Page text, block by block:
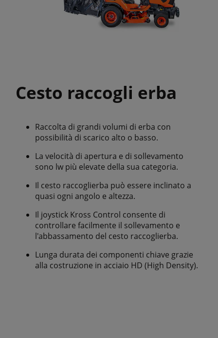
Cesto raccogli erba
Raccolta di grandi volumi di erba con
possibilità di scarico alto o basso.
La velocità di apertura e di sollevamento
sono lw più elevate della sua categoria.
Il cesto raccoglierba può essere inclinato a
quasi ogni angolo e altezza.
Il joystick Kross Control consente di
controllare facilmente il sollevamento e
l'abbassamento del cesto raccoglierba.
Lunga durata dei componenti chiave grazie
alla costruzione in acciaio HD (High Density).